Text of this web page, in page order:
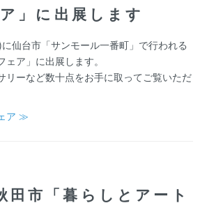
」に出展します
仙台市「サンモール一番町」で行われる
ェア」に出展します。
リーなど数十点をお手に取ってご覧いただ
ア ≫
市「暮らしとアート